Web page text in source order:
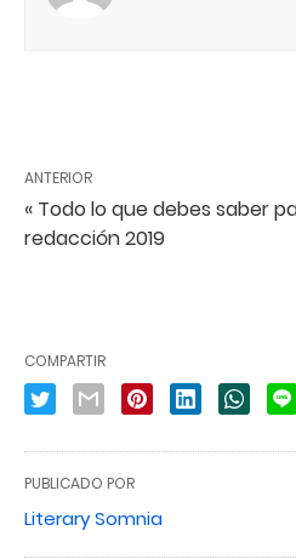
ANTERIOR
« Todo lo que debes saber
redacción 2019
COMPARTIR
PUBLICADO POR
Literary Somnia